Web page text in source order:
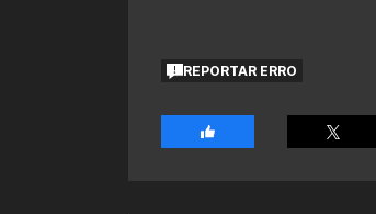
REPORTAR ERRO